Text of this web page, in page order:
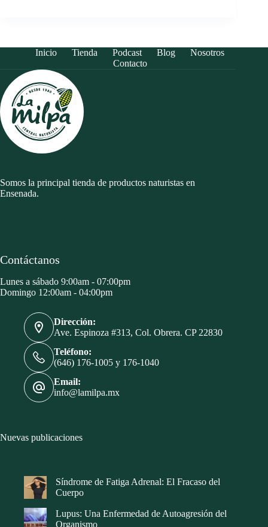
Inicio Tienda Podcast Blog
Nosotros
Contacto
Somos la principal tienda de productos naturistas en
Ensenada.
Contáctanos
Lunes a sábado 9:00am - 07:00pm
Domingo 12:00am - 04:00pm
Dirección:
Ave. Espinoza #313, Col. Obrera. CP 22830
Teléfono:
(646) 176-1005 y 176-1040
Email:
info@lamilpa.mx
Nuevas publicaciones
Síndrome de Fatiga Adrenal: El Fracaso del
Cuerpo
Lupus: Una Enfermedad de Autoagresión del
Organismo